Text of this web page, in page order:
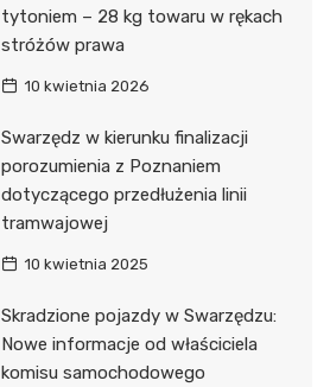
tytoniem – 28 kg towaru w rękach
stróżów prawa
10 kwietnia 2026
Swarzędz w kierunku finalizacji
porozumienia z Poznaniem
dotyczącego przedłużenia linii
tramwajowej
10 kwietnia 2025
Skradzione pojazdy w Swarzędzu:
Nowe informacje od właściciela
komisu samochodowego